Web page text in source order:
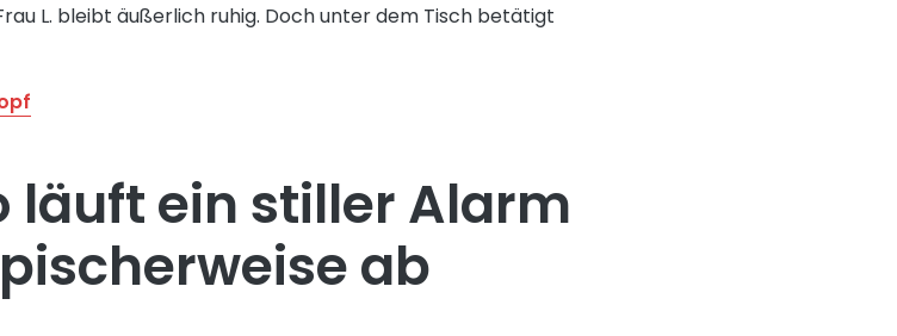
L. bleibt äußerlich ruhig. Doch unter dem Tisch betätigt
läuft ein stiller Alarm
ab